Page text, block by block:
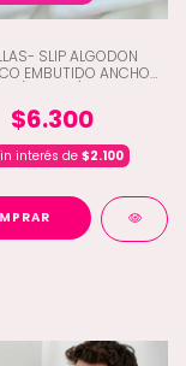
SLIP ALGODON
EMBUTIDO ANCHO
$6.300
interés de $2.100